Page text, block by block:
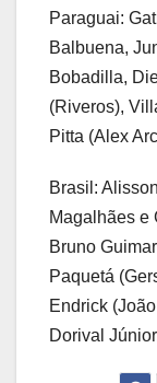
Paraguai:
Balbuena,
Bobadilla,
(Riveros),
Pitta (Alex
Brasil:
Magalhães e
Bruno
Paquetá
Endrick
Dorival